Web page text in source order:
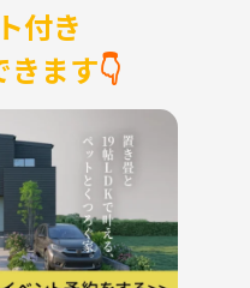
付き
きます👇